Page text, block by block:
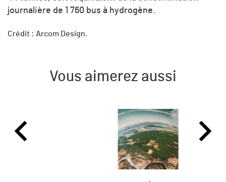
journalière de 1 760 bus à hydrogène.
Crédit : Arcom Design.
Vous aimerez aussi